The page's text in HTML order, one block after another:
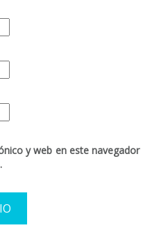
y web en este navegador